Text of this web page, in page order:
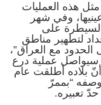
هذه العمليات
وفي شهر
على
لتطهير مناطق
مع العراق”،
سيواصل عملية درع
بلاده أطلقت عام
وصفه “بممرّ
تعبيره.